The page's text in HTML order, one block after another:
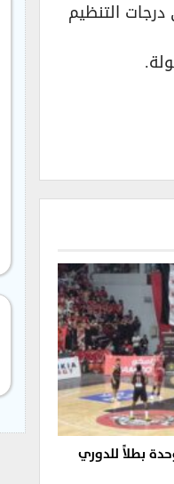
التنظيم
بطلاً للدوري